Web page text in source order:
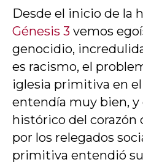
Desde el inicio de la
Génesis 3 vemos
genocidio,
es racismo, el
iglesia primitiva en
entendía muy bien, y
histórico del corazón
por los relegados
primitiva entendió